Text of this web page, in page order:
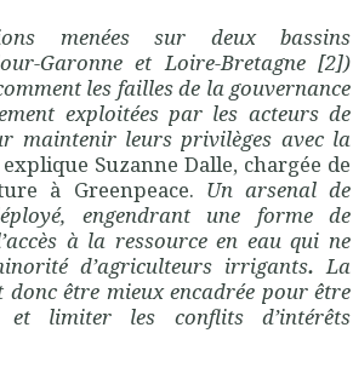
menées sur deux bassins
Garonne et Loire-Bretagne [2])
les failles de la gouvernance
exploitées par les acteurs de
maintenir leurs privilèges avec la
explique Suzanne Dalle, chargée de
à Greenpeace. Un arsenal de
engendrant une forme de
à la ressource en eau qui ne
d’agriculteurs irrigants. La
donc être mieux encadrée pour être
et limiter les conflits d’intérêts